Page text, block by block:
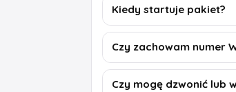
Kiedy startuje pakiet?
Czy zachowam numer
Czy mogę dzwonić lub